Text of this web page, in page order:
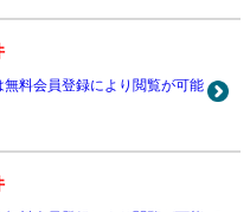
無料会員登録により閲覧が可能